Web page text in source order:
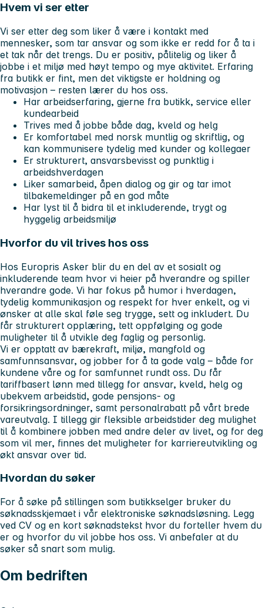
Hvem vi ser etter
Vi ser etter deg som liker å være i kontakt med
mennesker, som tar ansvar og som ikke er redd for å ta i
et tak når det trengs. Du er positiv, pålitelig og liker å
jobbe i et miljø med høyt tempo og mye aktivitet. Erfaring
fra butikk er fint, men det viktigste er holdning og
motivasjon – resten lærer du hos oss.
Har arbeidserfaring, gjerne fra butikk, service eller
kundearbeid
Trives med å jobbe både dag, kveld og helg
Er komfortabel med norsk muntlig og skriftlig, og
kan kommunisere tydelig med kunder og kollegaer
Er strukturert, ansvarsbevisst og punktlig i
arbeidshverdagen
Liker samarbeid, åpen dialog og gir og tar imot
tilbakemeldinger på en god måte
Har lyst til å bidra til et inkluderende, trygt og
hyggelig arbeidsmiljø
Hvorfor du vil trives hos oss
Hos Europris Asker blir du en del av et sosialt og
inkluderende team hvor vi heier på hverandre og spiller
hverandre gode. Vi har fokus på humor i hverdagen,
tydelig kommunikasjon og respekt for hver enkelt, og vi
ønsker at alle skal føle seg trygge, sett og inkludert. Du
får strukturert opplæring, tett oppfølging og gode
muligheter til å utvikle deg faglig og personlig.
Vi er opptatt av bærekraft, miljø, mangfold og
samfunnsansvar, og jobber for å ta gode valg – både for
kundene våre og for samfunnet rundt oss. Du får
tariffbasert lønn med tillegg for ansvar, kveld, helg og
ubekvem arbeidstid, gode pensjons- og
forsikringsordninger, samt personalrabatt på vårt brede
vareutvalg. I tillegg gir fleksible arbeidstider deg mulighet
til å kombinere jobben med andre deler av livet, og for deg
som vil mer, finnes det muligheter for karriereutvikling og
økt ansvar over tid.
Hvordan du søker
For å søke på stillingen som butikkselger bruker du
søknadsskjemaet i vår elektroniske søknadsløsning. Legg
ved CV og en kort søknadstekst hvor du forteller hvem du
er og hvorfor du vil jobbe hos oss. Vi anbefaler at du
søker så snart som mulig.
Om bedriften